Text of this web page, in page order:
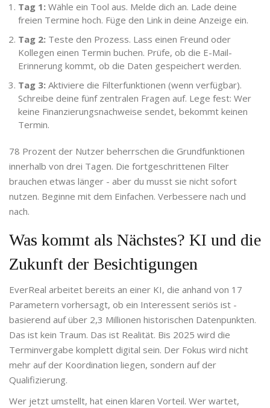
Tag 1: Wähle ein Tool aus. Melde dich an. Lade deine
freien Termine hoch. Füge den Link in deine Anzeige ein.
Tag 2: Teste den Prozess. Lass einen Freund oder
Kollegen einen Termin buchen. Prüfe, ob die E-Mail-
Erinnerung kommt, ob die Daten gespeichert werden.
Tag 3: Aktiviere die Filterfunktionen (wenn verfügbar).
Schreibe deine fünf zentralen Fragen auf. Lege fest: Wer
keine Finanzierungsnachweise sendet, bekommt keinen
Termin.
78 Prozent der Nutzer beherrschen die Grundfunktionen
innerhalb von drei Tagen. Die fortgeschrittenen Filter
brauchen etwas länger - aber du musst sie nicht sofort
nutzen. Beginne mit dem Einfachen. Verbessere nach und
nach.
Was kommt als Nächstes? KI und die
Zukunft der Besichtigungen
EverReal arbeitet bereits an einer KI, die anhand von 17
Parametern vorhersagt, ob ein Interessent seriös ist -
basierend auf über 2,3 Millionen historischen Datenpunkten.
Das ist kein Traum. Das ist Realität. Bis 2025 wird die
Terminvergabe komplett digital sein. Der Fokus wird nicht
mehr auf der Koordination liegen, sondern auf der
Qualifizierung.
Wer jetzt umstellt, hat einen klaren Vorteil. Wer wartet,